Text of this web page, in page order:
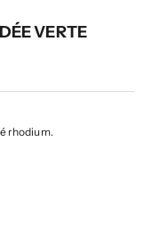
VERTE
rhodium.